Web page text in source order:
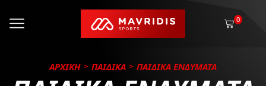
0
ΑΡΧΙΚΗ ΠΑΙΔΙΚΑ ΠΑΙΔΙΚΑ ΕΝΔΥΜΑΤΑ